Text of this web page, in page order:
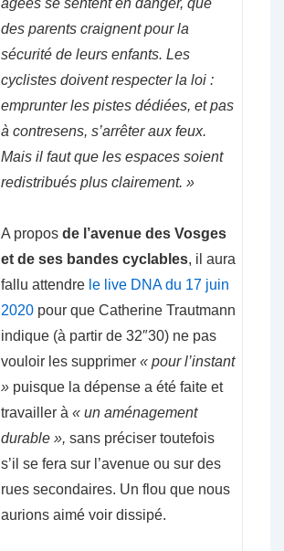
âgées se sentent en danger, que
des parents craignent pour la
sécurité de leurs enfants. Les
cyclistes doivent respecter la loi :
emprunter les pistes dédiées, et pas
à contresens, s’arrêter aux feux.
Mais il faut que les espaces soient
redistribués plus clairement. »
A propos de l’avenue des Vosges
et de ses bandes cyclables, il aura
fallu attendre le live DNA du 17 juin
2020 pour que Catherine Trautmann
indique (à partir de 32″30) ne pas
vouloir les supprimer « pour l’instant
» puisque la dépense a été faite et
travailler à « un aménagement
durable », sans préciser toutefois
s’il se fera sur l’avenue ou sur des
rues secondaires. Un flou que nous
aurions aimé voir dissipé.